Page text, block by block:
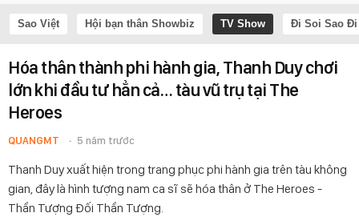
Sao Việt Hội bạn thân Showbiz TV Show Đi Soi Sao Đi
Hóa thân thành phi hành gia, Thanh Duy chơi
lớn khi đầu tư hẳn cả… tàu vũ trụ tại The
Heroes
QUANGMT 5 năm trước
Thanh Duy xuất hiện trong trang phục phi hành gia trên tàu không
gian, đây là hình tượng nam ca sĩ sẽ hóa thân ở The Heroes -
Thần Tượng Đối Thần Tượng.